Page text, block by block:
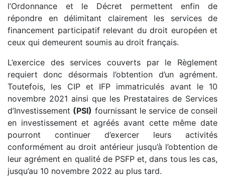
l’Ordonnance et le Décret permettent enfin de
répondre en délimitant clairement les services de
financement participatif relevant du droit européen et
ceux qui demeurent soumis au droit français.
L’exercice des services couverts par le Règlement
requiert donc désormais l’obtention d’un agrément.
Toutefois, les CIP et IFP immatriculés avant le 10
novembre 2021 ainsi que les Prestataires de Services
d’Investissement (PSI) fournissant le service de conseil
en investissement et agréés avant cette même date
pourront continuer d’exercer leurs activités
conformément au droit antérieur jusqu’à l’obtention de
leur agrément en qualité de PSFP et, dans tous les cas,
jusqu’au 10 novembre 2022 au plus tard.